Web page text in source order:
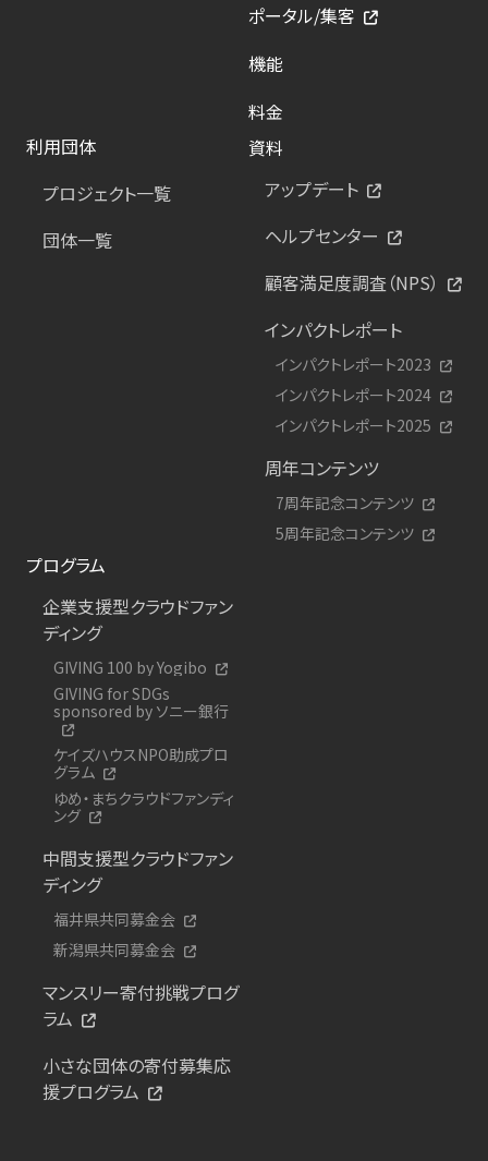
ポータル/集客
機能
料金
利用団体
プロジェクト一覧
団体一覧
資料
アップデート
ヘルプセンター
顧客満足度調査（NPS）
インパクトレポート
インパクトレポート2023
インパクトレポート2024
インパクトレポート2025
周年コンテンツ
7周年記念コンテンツ
5周年記念コンテンツ
プログラム
企業支援型クラウドファン
ディング
GIVING 100 by Yogibo
GIVING for SDGs
sponsored by ソニー銀行
ケイズハウスNPO助成プロ
グラム
ゆめ・まちクラウドファンディ
ング
中間支援型クラウドファン
ディング
福井県共同募金会
新潟県共同募金会
マンスリー寄付挑戦プログ
ラム
小さな団体の寄付募集応
援プログラム